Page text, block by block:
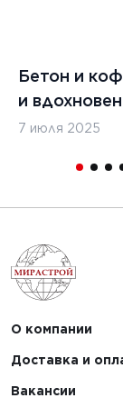
Бетон и
и
7 июля 2025
О компании
Доставка и
Вакансии